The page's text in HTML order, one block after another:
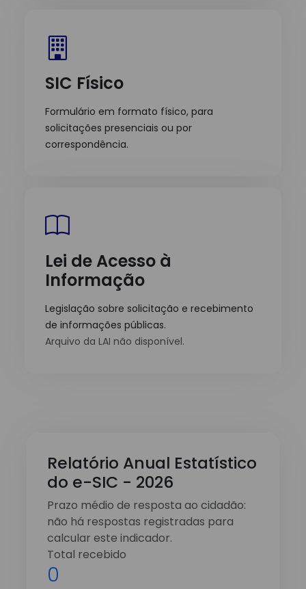
SIC Físico
Formulário em formato físico, para
solicitações presenciais ou por
correspondência.
Lei de Acesso à
Informação
Legislação sobre solicitação e recebimento
de informações públicas.
Arquivo da LAI não disponível.
Relatório Anual Estatístico
do e-SIC - 2026
Prazo médio de resposta ao cidadão:
não há respostas registradas para
calcular este indicador.
Total recebido
0